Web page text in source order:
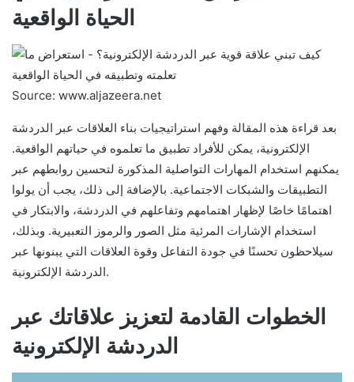
الحياة الواقعية
Source: www.aljazeera.net
بعد قراءة هذه المقالة وفهم استراتيجيات بناء العلاقات عبر الدردشة
الإلكترونية، يمكن للأفراد تطبيق ما تعلموه في حياتهم الواقعية.
يمكنهم استخدام المهارات التواصلية المذكورة لتحسين روابطهم عبر
التطبيقات والشبكات الاجتماعية. بالإضافة إلى ذلك، يجب أن يولوا
اهتمامًا خاصًا لإظهار اهتمامهم وتفاعلهم في الدردشة، والابتكار في
استخدام الإشارات المرئية مثل الصور والرموز التعبيرية. وبذلك،
سيلاحظون تحسنًا في جودة التفاعل وقوة العلاقات التي يبنونها عبر
الدردشة الإلكترونية.
الخطوات القادمة لتعزيز علاقاتك عبر
الدردشة الإلكترونية